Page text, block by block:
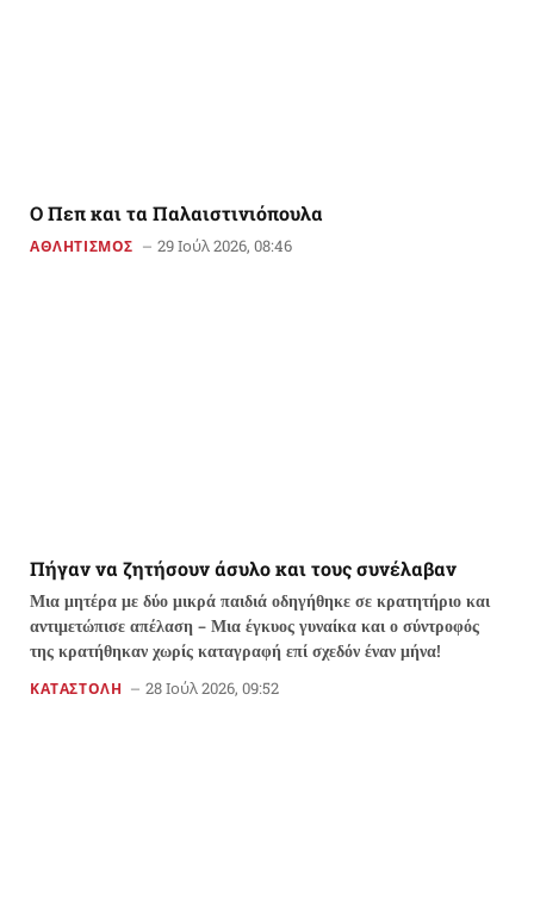
Ο Πεπ και τα Παλαιστινιόπουλα
ΑΘΛΗΤΙΣΜΟΣ 29 Ιούλ 2026, 08:46
Πήγαν να ζητήσουν άσυλο και τους συνέλαβαν
Μια μητέρα με δύο μικρά παιδιά οδηγήθηκε σε κρατητήριο και
αντιμετώπισε απέλαση – Μια έγκυος γυναίκα και ο σύντροφός
της κρατήθηκαν χωρίς καταγραφή επί σχεδόν έναν μήνα!
ΚΑΤΑΣΤΟΛΗ 28 Ιούλ 2026, 09:52